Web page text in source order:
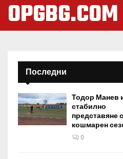
OPGBG.COM
Последни
Тодор Манев
стабилно
представяне
кошмарен
0